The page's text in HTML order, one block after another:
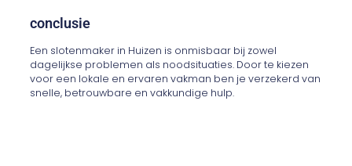
conclusie
Een slotenmaker in Huizen is onmisbaar bij zowel
dagelijkse problemen als noodsituaties. Door te kiezen
voor een lokale en ervaren vakman ben je verzekerd van
snelle, betrouwbare en vakkundige hulp.